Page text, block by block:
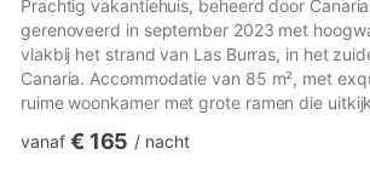
Prachtig vakantiehuis, beheerd door
gerenoveerd in september 2023 met
vlakbij het strand van Las Burras, in het
Canaria. Accommodatie van 85 m², met
ruime woonkamer met grote ramen die
achtergrond. Het beschikt over twee ruime
vanaf € 165 / nacht